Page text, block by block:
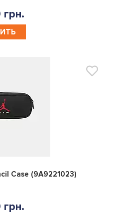
грн.
0
Case (9A9221023)
грн.